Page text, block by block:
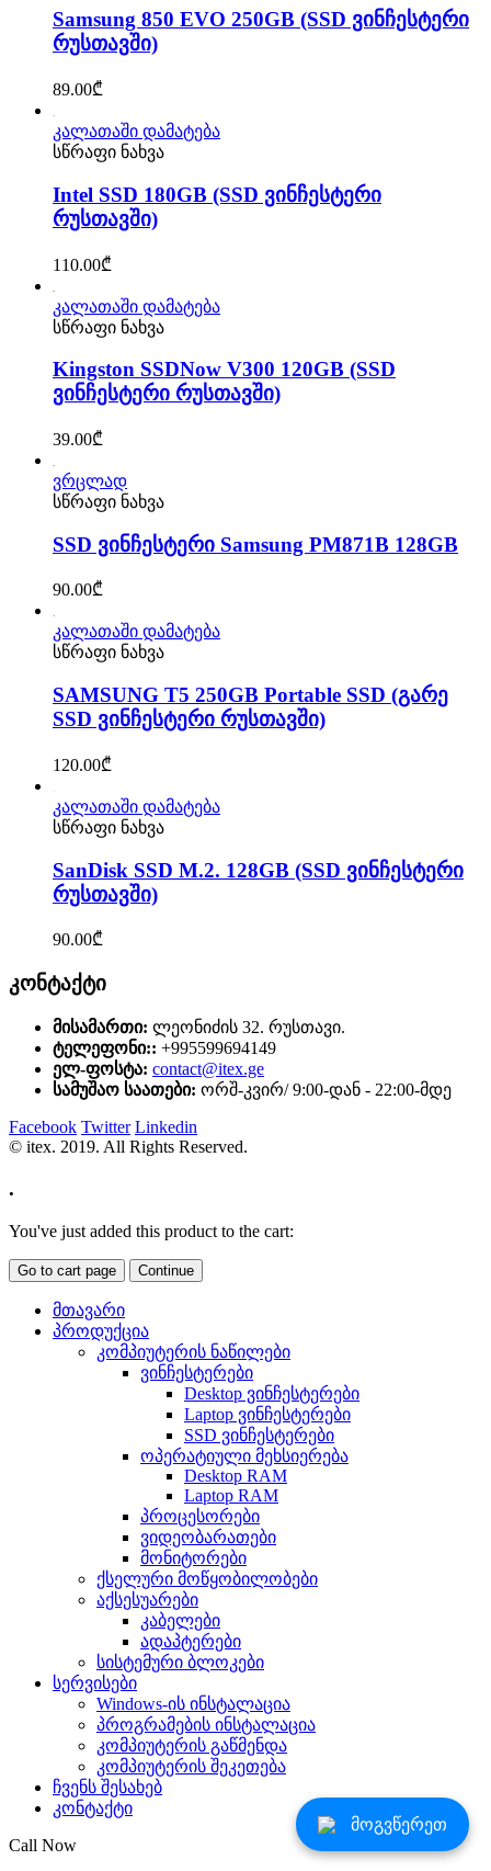
Samsung 850 EVO 250GB (SSD ვინჩესტერი
რუსთავში)
89.00₾
კალათაში დამატება
სწრაფი ნახვა
Intel SSD 180GB (SSD ვინჩესტერი
რუსთავში)
110.00₾
კალათაში დამატება
სწრაფი ნახვა
Kingston SSDNow V300 120GB (SSD
ვინჩესტერი რუსთავში)
39.00₾
ვრცლად
სწრაფი ნახვა
SSD ვინჩესტერი Samsung PM871B 128GB
90.00₾
კალათაში დამატება
სწრაფი ნახვა
SAMSUNG T5 250GB Portable SSD (გარე
SSD ვინჩესტერი რუსთავში)
120.00₾
კალათაში დამატება
სწრაფი ნახვა
SanDisk SSD M.2. 128GB (SSD ვინჩესტერი
რუსთავში)
90.00₾
კონტაქტი
მისამართი: ლეონიძის 32. რუსთავი.
ტელეფონი:: +995599694149
ელ-ფოსტა: contact@itex.ge
სამუშაო საათები: ორშ-კვირ/ 9:00-დან - 22:00-მდე
Facebook Twitter Linkedin
© itex. 2019. All Rights Reserved.
.
მოგვწერეთ
You've just added this product to the cart:
Go to cart page Continue
მთავარი
პროდუქცია
კომპიუტერის ნაწილები
ვინჩესტერები
Desktop ვინჩესტერები
Laptop ვინჩესტერები
SSD ვინჩესტერები
ოპერატიული მეხსიერება
Desktop RAM
Laptop RAM
პროცესორები
ვიდეობარათები
მონიტორები
ქსელური მოწყობილობები
აქსესუარები
კაბელები
ადაპტერები
სისტემური ბლოკები
სერვისები
Windows-ის ინსტალაცია
პროგრამების ინსტალაცია
კომპიუტერის გაწმენდა
კომპიუტერის შეკეთება
ჩვენს შესახებ
კონტაქტი
Call Now